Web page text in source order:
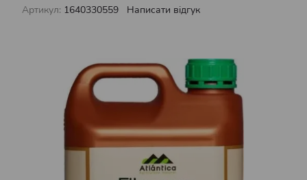
Артикул: 1640330559 Написати відгук